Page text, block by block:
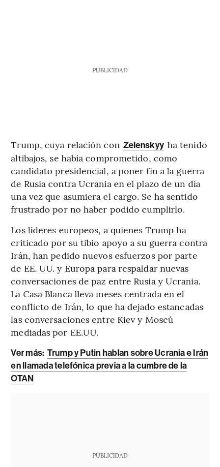
PUBLICIDAD
Trump, cuya relación con Zelenskyy ha tenido
altibajos, se había comprometido, como
candidato presidencial, a poner fin a la guerra
de Rusia contra Ucrania en el plazo de un día
una vez que asumiera el cargo. Se ha sentido
frustrado por no haber podido cumplirlo.
Los líderes europeos, a quienes Trump ha
criticado por su tibio apoyo a su guerra contra
Irán, han pedido nuevos esfuerzos por parte
de EE. UU. y Europa para respaldar nuevas
conversaciones de paz entre Rusia y Ucrania.
La Casa Blanca lleva meses centrada en el
conflicto de Irán, lo que ha dejado estancadas
las conversaciones entre Kiev y Moscú
mediadas por EE.UU.
Ver más: Trump y Putin hablan sobre Ucrania e Irán
en llamada telefónica previa a la cumbre de la
OTAN
PUBLICIDAD